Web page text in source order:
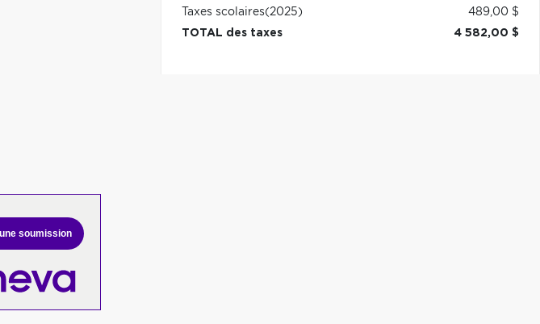
soumission
Taxes scolaires(2025)
489,00 $
TOTAL des taxes
4 582,00 $